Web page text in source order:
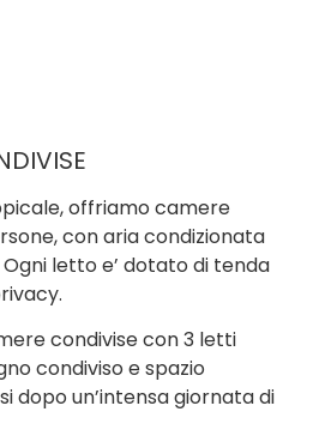
offriamo camere
con aria condizionata
letto e’ dotato di tenda
condivise con 3 letti
condiviso e spazio
dopo un’intensa giornata di